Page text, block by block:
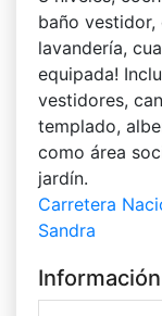
baño vestidor,
lavandería,
equipada!
vestidores,
templado,
como área
jardín.
Carretera
Sandra
Información